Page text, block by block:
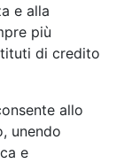
e alla
più
di credito
allo
unendo
e